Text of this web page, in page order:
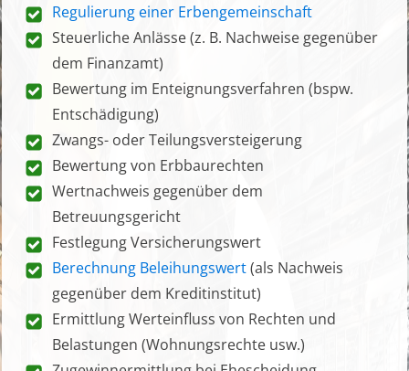
Regulierung einer Erbengemeinschaft
Steuerliche Anlässe (z. B. Nachweise gegenüber
dem Finanzamt)
Bewertung im Enteignungsverfahren (bspw.
Entschädigung)
Zwangs- oder Teilungsversteigerung
Bewertung von Erbbaurechten
Wertnachweis gegenüber dem
Betreuungsgericht
Festlegung Versicherungswert
Berechnung Beleihungswert(als Nachweis
gegenüber dem Kreditinstitut)
Ermittlung Werteinfluss von Rechten und
Belastungen (Wohnungsrechte usw.)